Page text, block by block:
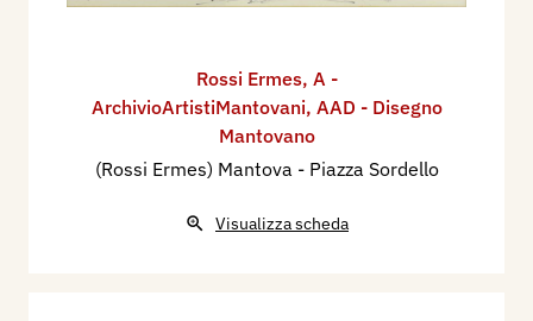
Rossi Ermes, A -
ArchivioArtistiMantovani, AAD - Disegno
Mantovano
(Rossi Ermes) Mantova - Piazza Sordello
Visualizza scheda